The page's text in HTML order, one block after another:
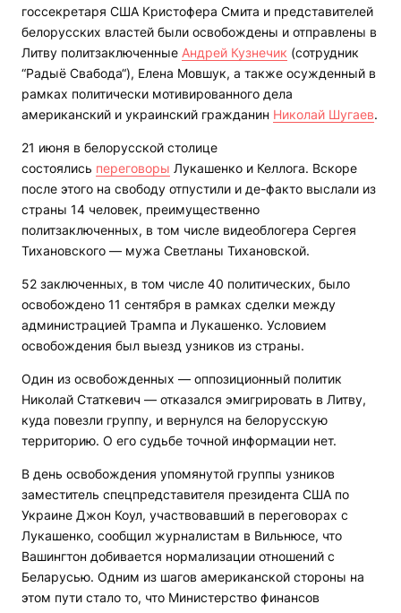
госсекретаря США Кристофера Смита и представителей
белорусских властей были освобождены и отправлены в
Литву политзаключенные Андрей Кузнечик (сотрудник
“Радыё Свабода“), Елена Мовшук, а также осужденный в
рамках политически мотивированного дела
американский и украинский гражданин Николай Шугаев.
21 июня в белорусской столице
состоялись переговоры Лукашенко и Келлога. Вскоре
после этого на свободу отпустили и де-факто выслали из
страны 14 человек, преимущественно
политзаключенных, в том числе видеоблогера Сергея
Тихановского — мужа Светланы Тихановской.
52 заключенных, в том числе 40 политических, было
освобождено 11 сентября в рамках сделки между
администрацией Трампа и Лукашенко. Условием
освобождения был выезд узников из страны.
Один из освобожденных — оппозиционный политик
Николай Статкевич — отказался эмигрировать в Литву,
куда повезли группу, и вернулся на белорусскую
территорию. О его судьбе точной информации нет.
В день освобождения упомянутой группы узников
заместитель спецпредставителя президента США по
Украине Джон Коул, участвовавший в переговорах с
Лукашенко, сообщил журналистам в Вильнюсе, что
Вашингтон добивается нормализации отношений с
Беларусью. Одним из шагов американской стороны на
этом пути стало то, что Министерство финансов